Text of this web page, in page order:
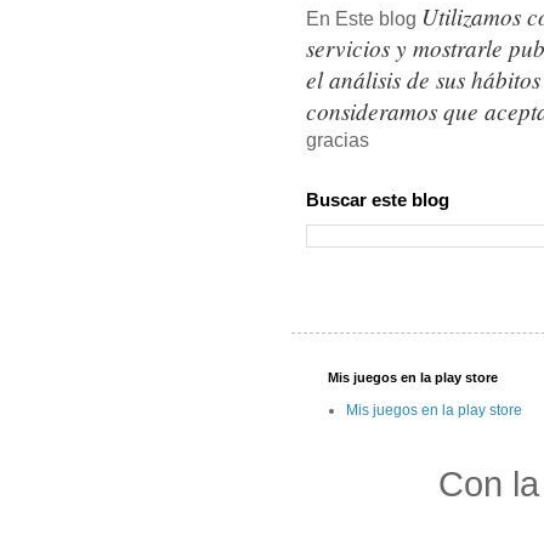
En Este blog Utilizamos
servicios y mostrarle
el análisis de sus
consideramos que
gracias
Buscar este blog
Mis juegos en la play store
Mis juegos en la play store
Con